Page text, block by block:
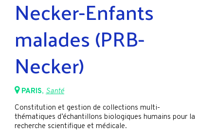
Necker-Enfants
malades (PRB-
Necker)
PARIS, Santé
Constitution et gestion de collections multi-
thématiques d’échantillons biologiques humains pour la
recherche scientifique et médicale.